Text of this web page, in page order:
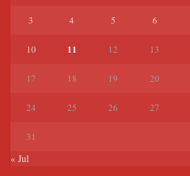
3 4 5 6
10 11 12 13
17 18 19 20
24 25 26 27
31
« Jul